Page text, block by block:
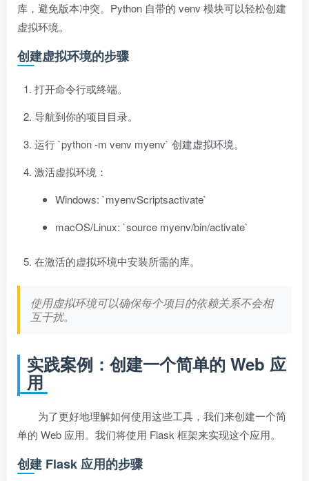
库，避免版本冲突。Python 自带的 venv 模块可以轻松创建
虚拟环境。
创建虚拟环境的步骤
打开命令行或终端。
导航到你的项目目录。
运行 `python -m venv myenv` 创建虚拟环境。
激活虚拟环境：
Windows: `myenvScriptsactivate`
macOS/Linux: `source myenv/bin/activate`
在激活的虚拟环境中安装所需的库。
使用虚拟环境可以确保每个项目的依赖关系不会相
互干扰。
实践案例：创建一个简单的 Web 应
用
为了更好地理解如何使用这些工具，我们来创建一个简
单的 Web 应用。我们将使用 Flask 框架来实现这个应用。
创建 Flask 应用的步骤